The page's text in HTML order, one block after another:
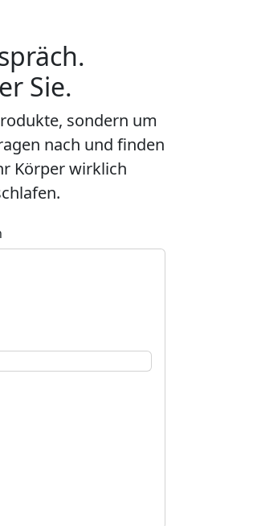
Sie.
sondern um
nach und finden
Körper wirklich